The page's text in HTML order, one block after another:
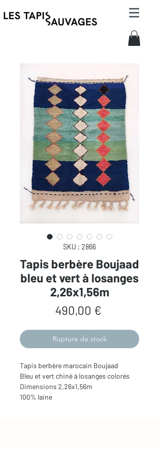
SKU : 2866
Tapis berbère Boujaad
bleu et vert à losanges
2,26x1,56m
490,00 €
Rupture de stock
Tapis berbère marocain Boujaad
Bleu et vert chiné à losanges colorés
Dimensions 2,26x1,56m
100% laine